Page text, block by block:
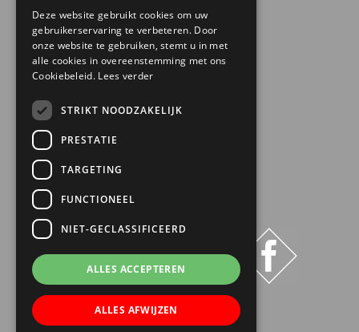
030 6868444
info@trinamiek.nl
financien@trinamiek.nl
Bestuursnummer: 77975
Deze website gebruikt cookies om uw
gebruikerservaring te verbeteren. Door
onze website te gebruiken, stemt u in met
alle cookies in overeenstemming met ons
Cookiebeleid. Lees verder
STRIKT NOODZAKELIJK
PRESTATIE
TARGETING
FUNCTIONEEL
NIET-GECLASSIFICEERD
ALLES ACCEPTEREN
ALLES AFWIJZEN